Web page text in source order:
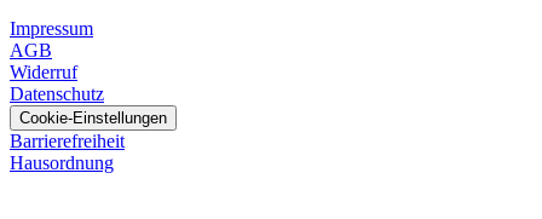
Impressum
AGB
Widerruf
Datenschutz
Cookie-Einstellungen
Barrierefreiheit
Hausordnung